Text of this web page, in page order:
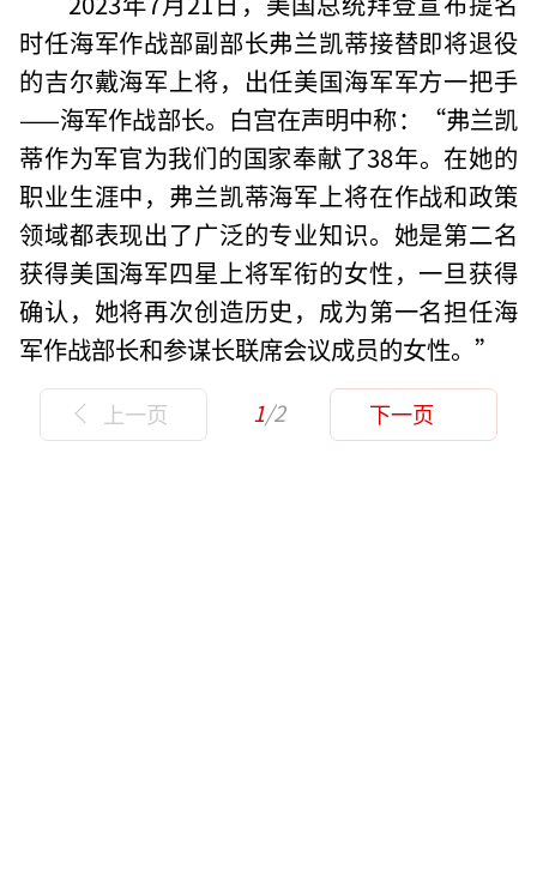
时任海军作战部副部长弗兰凯蒂接替即将退役
的吉尔戴海军上将，出任美国海军军方一把手
——海军作战部长。白宫在声明中称：“弗兰凯
蒂作为军官为我们的国家奉献了38年。在她的
职业生涯中，弗兰凯蒂海军上将在作战和政策
领域都表现出了广泛的专业知识。她是第二名
获得美国海军四星上将军衔的女性，一旦获得
确认，她将再次创造历史，成为第一名担任海
军作战部长和参谋长联席会议成员的女性。”
上一页 1/2 下一页